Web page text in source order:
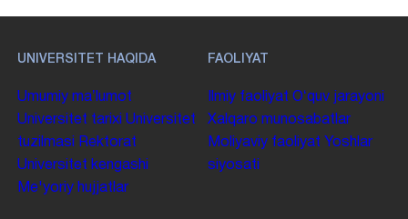
UNIVERSITET HAQIDA
Umumiy maʼlumot
Universitet tarixi Universitet
tuzilmasi
Rektorat
Universitet kengashi
Me'yoriy hujjatlar
FAOLIYAT
Ilmiy faoliyat Oʻquv jarayoni
Xalqaro munosabatlar
Moliyaviy faoliyat Yoshlar
siyosati